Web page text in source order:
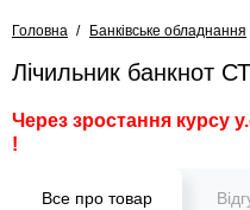
Головна Банківське обладнання
Лічильник банкнот
Через зростання курсу
!
Все про товар